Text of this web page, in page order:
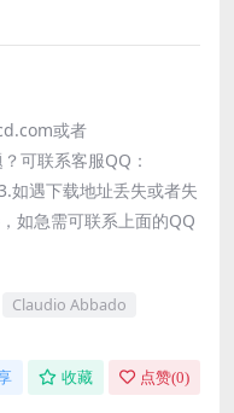
或者
可联系客服QQ：
遇下载地址丢失或者失
如急需可联系上面的QQ
Claudio Abbado
收藏 点赞(0)